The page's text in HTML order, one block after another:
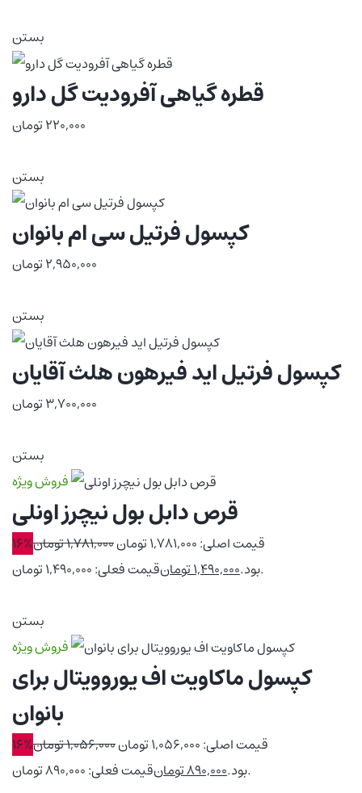
بستن
قطره گیاهی آفرودیت گل دارو
220,000تومان
بستن
کپسول فرتیل سی ام بانوان
2,950,000تومان
بستن
کپسول فرتیل اید فیرهون هلث آقایان
3,700,000تومان
بستن
فروش ویژه
قرص دابل بول نیچرز اونلی
16% 1,781,000تومان
قیمت اصلی: 1,781,000 تومان
بود.1,490,000تومان قیمت فعلی: 1,490,000 تومان.
بستن
فروش ویژه
کپسول ماکاویت اف یوروویتال برای
بانوان
16% 1,056,000تومان
قیمت اصلی: 1,056,000 تومان
بود.890,000تومان قیمت فعلی: 890,000 تومان.